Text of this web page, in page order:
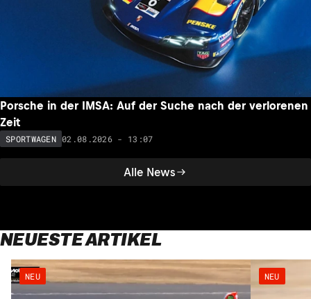
Alle News
Porsche in der IMSA: Auf der Suche nach der verlorenen
Zeit
SPORTWAGEN 02.08.2026 - 13:07
NEUESTE ARTIKEL
NEU NEU